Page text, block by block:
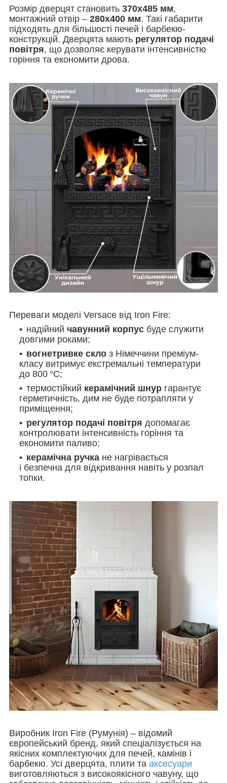
Розмір дверцят становить 370х485 мм,
монтажний отвір – 280х400 мм. Такі габарити
підходять для більшості печей і барбекю-
конструкцій. Дверцята мають регулятор подачі
повітря, що дозволяє керувати інтенсивністю
горіння та економити дрова.
Переваги моделі Versace від Iron Fire:
надійний чавунний корпус буде служити
довгими роками;
вогнетривке скло з Німеччини преміум-
класу витримує екстремальні температури
до 800 °C;
термостійкий керамічний шнур гарантує
герметичність, дим не буде потрапляти у
приміщення;
регулятор подачі повітря допомагає
контролювати інтенсивність горіння та
економити паливо;
керамічна ручка не нагрівається
і безпечна для відкривання навіть у розпал
топки.
Виробник Iron Fire (Румунія) – відомий
європейський бренд, який спеціалізується на
якісних комплектуючих для печей, камінів і
барбекю. Усі дверцята, плити та аксесуари
виготовляються з високоякісного чавуну, що